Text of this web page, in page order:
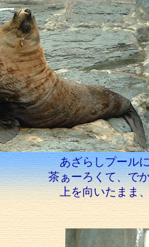
あざらしプール
茶ぁーろくて、で
上を向いたまま